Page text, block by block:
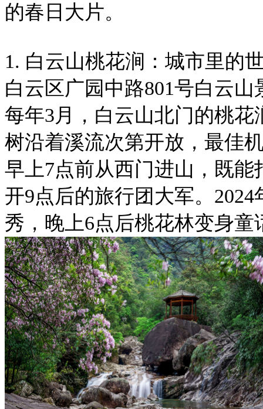
的春日大片。
1. 白云山桃花涧：城市里的
白云区广园中路801号白云
每年3月，白云山北门的桃花
树沿着溪流次第开放，最佳
早上7点前从西门进山，既
开9点后的旅行团大军。
秀，晚上6点后桃花林变身